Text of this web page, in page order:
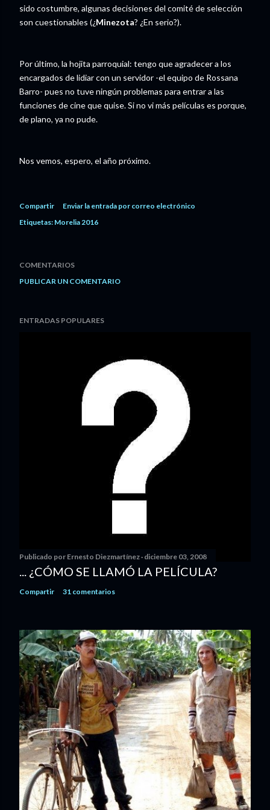
sido costumbre, algunas decisiones del comité de selección
son cuestionables (¿Minezota? ¿En serio?).
Por último, la hojita parroquial: tengo que agradecer a los
encargados de lidiar con un servidor -el equipo de Rossana
Barro- pues no tuve ningún problemas para entrar a las
funciones de cine que quise. Si no vi más películas es porque,
de plano, ya no pude.
Nos vemos, espero, el año próximo.
Compartir
Enviar la entrada por correo electrónico
Etiquetas: Morelia 2016
COMENTARIOS
PUBLICAR UN COMENTARIO
ENTRADAS POPULARES
Publicado por Ernesto Diezmartínez diciembre 03, 2008
... ¿CÓMO SE LLAMÓ LA PELÍCULA?
Compartir 31 comentarios